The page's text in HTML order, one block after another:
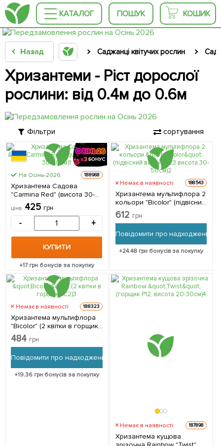
КАТАЛОГ ПОШУК КОШИК
Назад Саджанці квітучих рослин
Хризантеми - Ріст дорослої
рослини: від 0.4м до 0.6м
Фільтри сортування
КРУПНОМІР
На Осінь-2026 188968
Хризантема Садова
"Carmina Red" (висота 30-
50см) 1 саджанець в
упаковці
ціна 425 грн
- +
КУПИТИ
+17грн бонусів за покупку
Немає в наявності 188543
Хризантема мультифлора 2
кольори "Bicolor" (підвісний
вазон Ø23 висота 30-50см)
2 саджанця в упаковці
612 грн
Повідомити про надходження
+24.48грн бонусів за покупку
Немає в наявності 188323
Хризантема мультифлора
"Bicolor" (2 квітки в горщику
C2)
484 грн
Повідомити про надходження
+19.36грн бонусів за покупку
Немає в наявності 187898
Хризантема кущова